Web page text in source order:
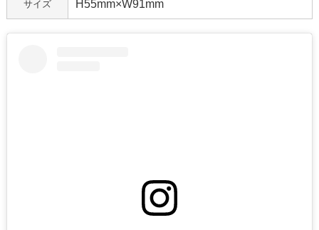
サイズ H55mm×W91mm